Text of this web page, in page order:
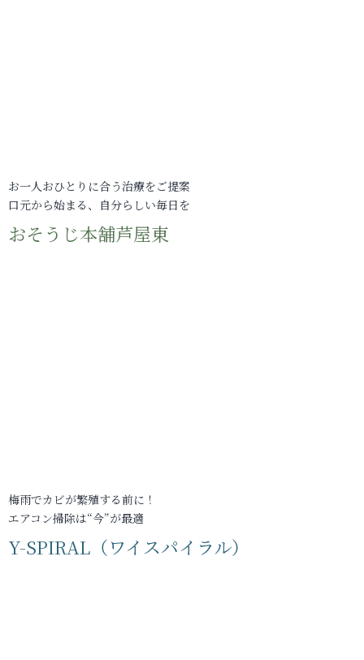
お一人おひとりに合う治療をご提案
口元から始まる、自分らしい毎日を
おそうじ本舗芦屋東
梅雨でカビが繁殖する前に！
エアコン掃除は“今”が最適
Y-SPIRAL（ワイスパイラル）